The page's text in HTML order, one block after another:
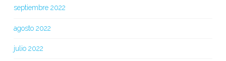
septiembre 2022
agosto 2022
julio 2022